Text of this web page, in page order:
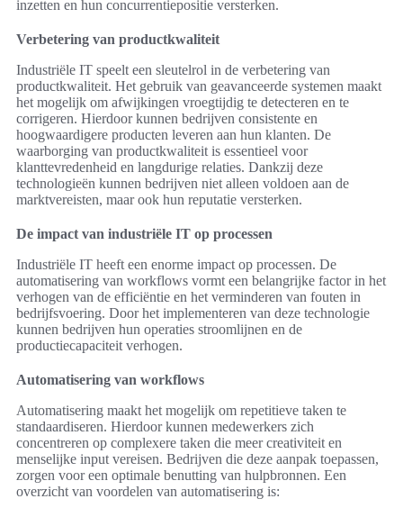
inzetten en hun concurrentiepositie versterken.
Verbetering van productkwaliteit
Industriële IT speelt een sleutelrol in de verbetering van
productkwaliteit. Het gebruik van geavanceerde systemen maakt
het mogelijk om afwijkingen vroegtijdig te detecteren en te
corrigeren. Hierdoor kunnen bedrijven consistente en
hoogwaardigere producten leveren aan hun klanten. De
waarborging van productkwaliteit is essentieel voor
klanttevredenheid en langdurige relaties. Dankzij deze
technologieën kunnen bedrijven niet alleen voldoen aan de
marktvereisten, maar ook hun reputatie versterken.
De impact van industriële IT op processen
Industriële IT heeft een enorme impact op processen. De
automatisering van workflows vormt een belangrijke factor in het
verhogen van de efficiëntie en het verminderen van fouten in
bedrijfsvoering. Door het implementeren van deze technologie
kunnen bedrijven hun operaties stroomlijnen en de
productiecapaciteit verhogen.
Automatisering van workflows
Automatisering maakt het mogelijk om repetitieve taken te
standaardiseren. Hierdoor kunnen medewerkers zich
concentreren op complexere taken die meer creativiteit en
menselijke input vereisen. Bedrijven die deze aanpak toepassen,
zorgen voor een optimale benutting van hulpbronnen. Een
overzicht van voordelen van automatisering is: